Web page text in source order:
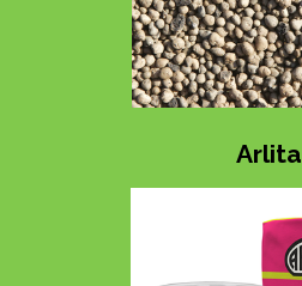
Arlita